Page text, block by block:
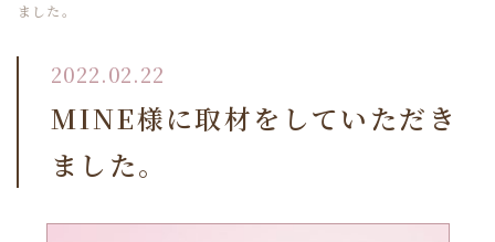
ました。
2022.02.22
MINE様に取材をしていただき
ました。